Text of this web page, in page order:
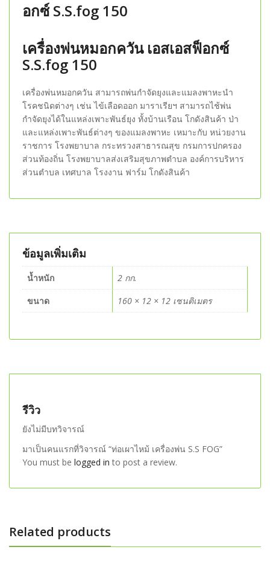
อกซ์ S.S.fog 150
เครื่องพ่นหมอกควัน เอสเอสฟ็อกซ์
S.S.fog 150
เครื่องพ่นหมอกควัน สามารถพ่นกำจัดยุงและแมลงพาหะนำ
โรคชนิดต่างๆ เช่น ไข้เลือดออก มาราเรียฯ สามารถไช้พ่น
กำจัดยุงได้ในแหล่งเพาะพันธ์ยุง ทั้งบ้านเรือน โกดังสินค้า ป่า
และแหล่งเพาะพันธ์ต่างๆ ของแมลงพาหะ เหมาะกับ หน่วยงาน
ราชการ โรงพยาบาล กระทรวงสาธารณสุข กรมการปกครอง
ส่วนท้องถิ่น โรงพยาบาลส่งเสริมสุขภาพตำบล องค์การบริหาร
ส่วนตำบล เทศบาล โรงงาน ฟาร์ม โกดังสินค้า
ข้อมูลเพิ่มเติม
น้ำหนัก
2 กก.
ขนาด
160 × 12 × 12 เซนติเมตร
รีวิว
ยังไม่มีบทวิจารณ์
มาเป็นคนแรกที่วิจารณ์ “ท่อเผาไหม้ เครื่องพ่น S.S FOG”
You must be logged in to post a review.
Related products